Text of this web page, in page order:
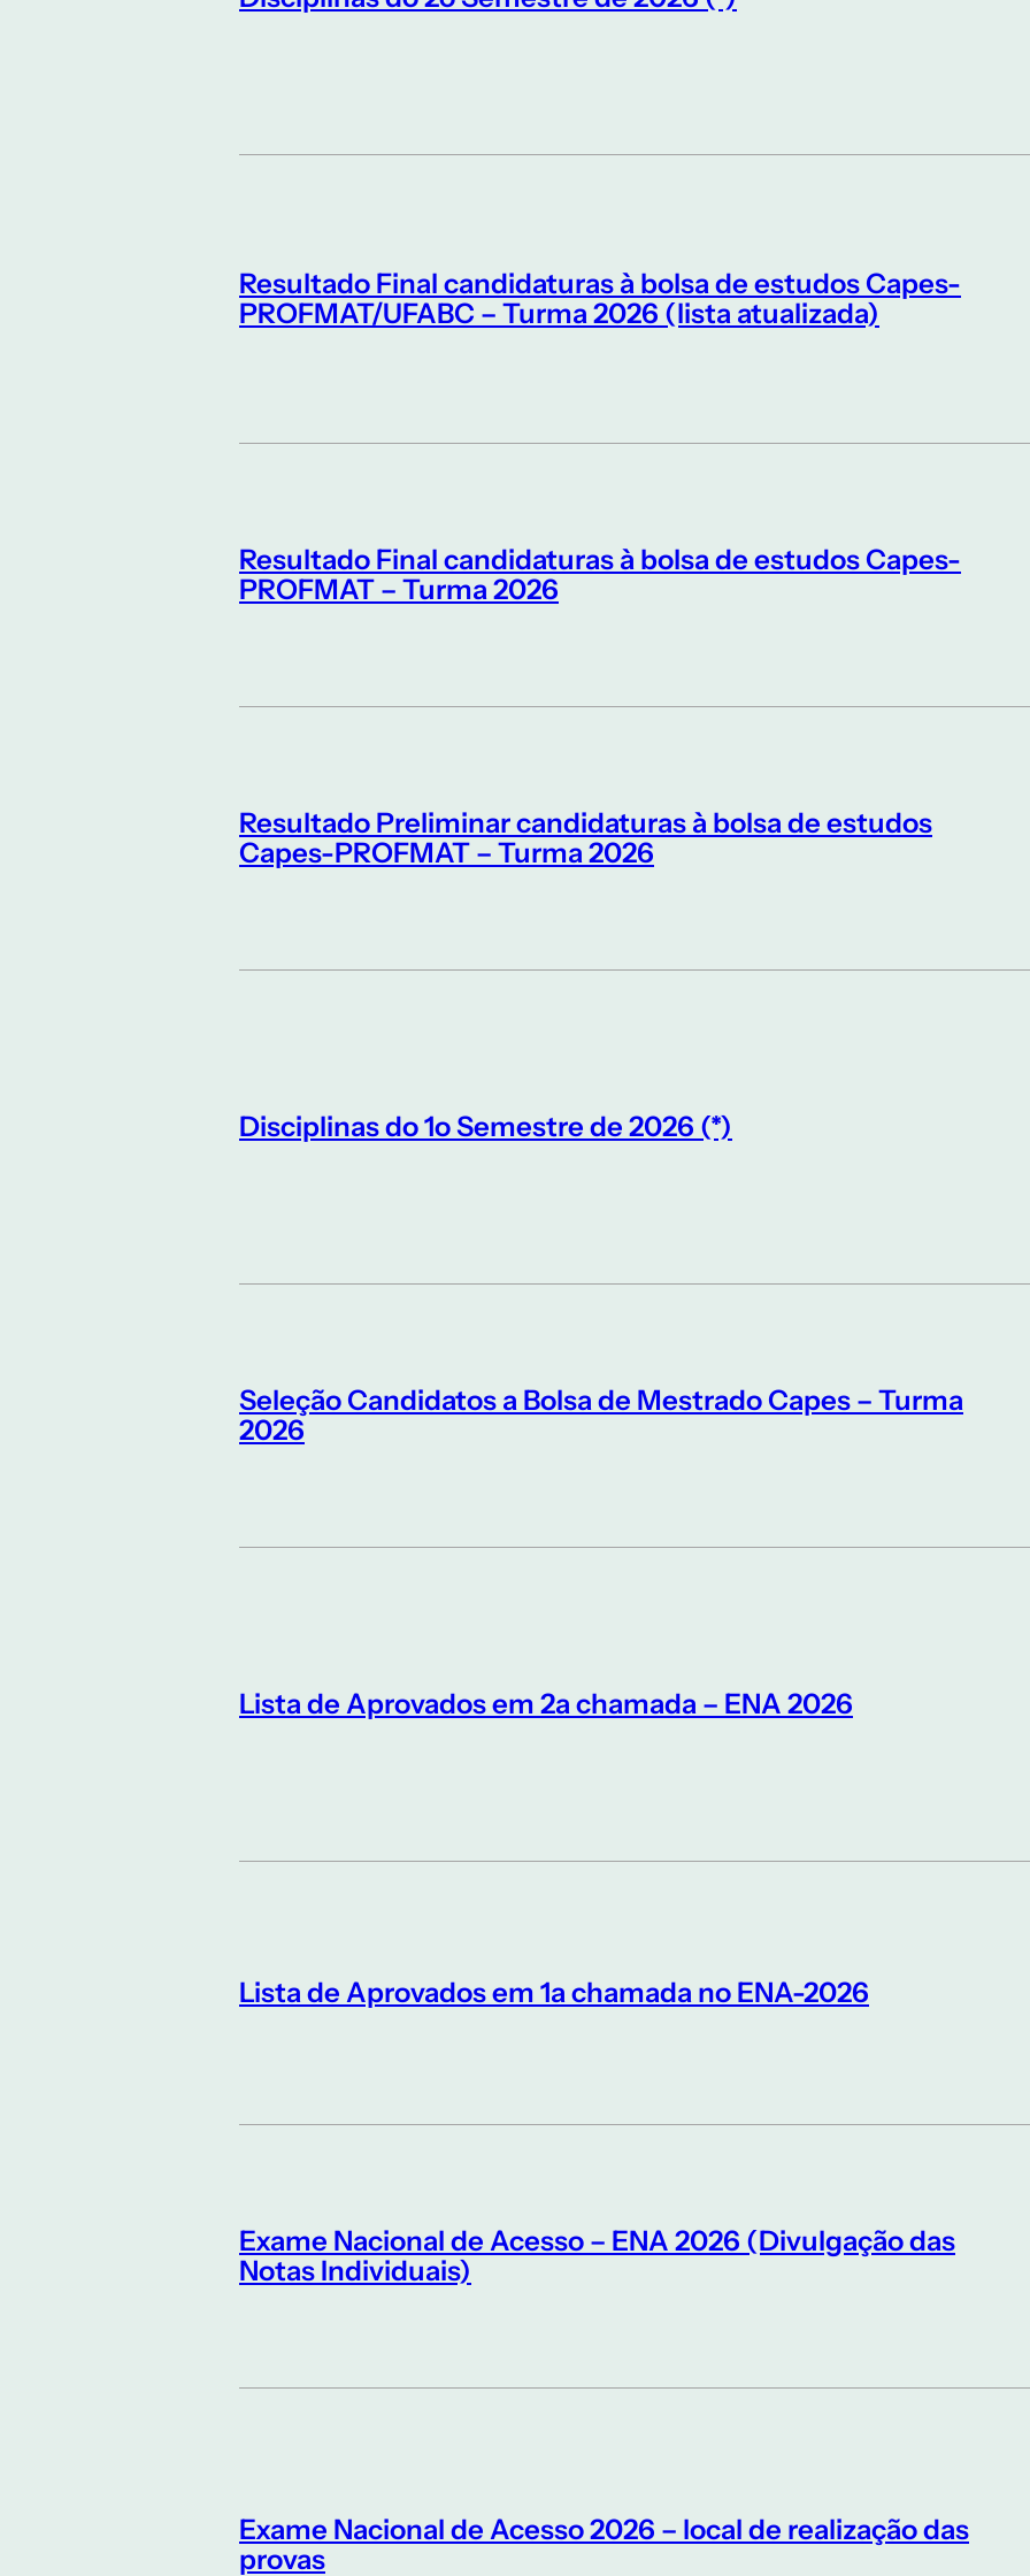
Resultado Final candidaturas à bolsa de estudos Capes-
PROFMAT/UFABC – Turma 2026 (lista atualizada)
Resultado Final candidaturas à bolsa de estudos Capes-
PROFMAT – Turma 2026
Resultado Preliminar candidaturas à bolsa de estudos
Capes-PROFMAT – Turma 2026
Disciplinas do 1o Semestre de 2026 (*)
Seleção Candidatos a Bolsa de Mestrado Capes – Turma
2026
Lista de Aprovados em 2a chamada – ENA 2026
Lista de Aprovados em 1a chamada no ENA-2026
Exame Nacional de Acesso – ENA 2026 (Divulgação das
Notas Individuais)
Exame Nacional de Acesso 2026 – local de realização das
provas